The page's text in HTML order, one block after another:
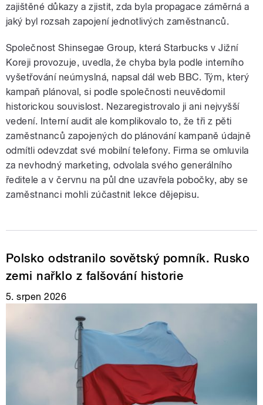
zajištěné důkazy a zjistit, zda byla propagace záměrná a
jaký byl rozsah zapojení jednotlivých zaměstnanců.
Společnost Shinsegae Group, která Starbucks v Jižní
Koreji provozuje, uvedla, že chyba byla podle interního
vyšetřování neúmyslná, napsal dál web BBC. Tým, který
kampaň plánoval, si podle společnosti neuvědomil
historickou souvislost. Nezaregistrovalo ji ani nejvyšší
vedení. Interní audit ale komplikovalo to, že tři z pěti
zaměstnanců zapojených do plánování kampaně údajně
odmítli odevzdat své mobilní telefony. Firma se omluvila
za nevhodný marketing, odvolala svého generálního
ředitele a v červnu na půl dne uzavřela pobočky, aby se
zaměstnanci mohli zúčastnit lekce dějepisu.
Polsko odstranilo sovětský pomník. Rusko
zemi nařklo z falšování historie
5. srpen 2026